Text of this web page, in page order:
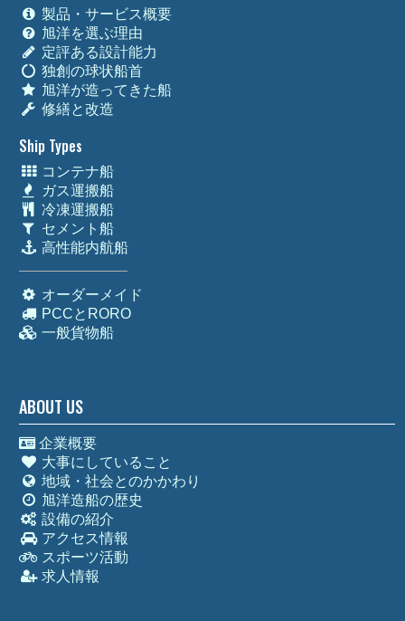
製品・サービス概要
旭洋を選ぶ理由
定評ある設計能力
独創の球状船首
旭洋が造ってきた船
修繕と改造
Ship Types
コンテナ船
ガス運搬船
冷凍運搬船
セメント船
高性能内航船
オーダーメイド
PCCとRORO
一般貨物船
ABOUT US
企業概要
大事にしていること
地域・社会とのかかわり
旭洋造船の歴史
設備の紹介
アクセス情報
スポーツ活動
求人情報